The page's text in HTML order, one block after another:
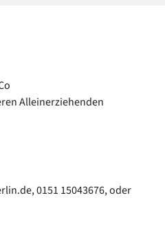
Alleinerziehenden
0151 15043676, oder